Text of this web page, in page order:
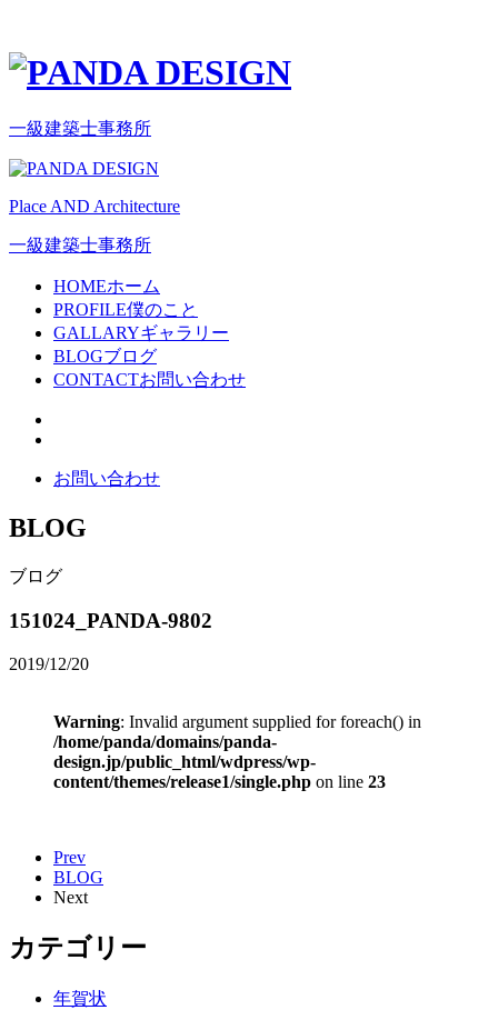
一級建築士事務所
Place AND Architecture
一級建築士事務所
HOMEホーム
PROFILE僕のこと
GALLARYギャラリー
BLOGブログ
CONTACTお問い合わせ
お問い合わせ
BLOG
ブログ
151024_PANDA-9802
2019/12/20
Warning: Invalid argument supplied for foreach() in
/home/panda/domains/panda-
design.jp/public_html/wdpress/wp-
content/themes/release1/single.php on line 23
Prev
BLOG
Next
カテゴリー
年賀状